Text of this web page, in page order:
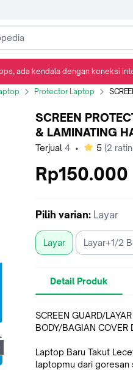
HALF BODY - Layar
Protector Laptop SCREEN PROTECTOR / ANTIGORES LAYAR LAPTOP &
SCREEN
& LAMINATING
Terjual 4 • bintang
5 (2
Rp150.000
Pilih varian: Layar
Layar Layar+1/2
Detail Produk
SCREEN GUARD/
BODY/BAGIAN COVER
Laptop Baru Takut
laptopmu dari
ada kendala dengan koneksi